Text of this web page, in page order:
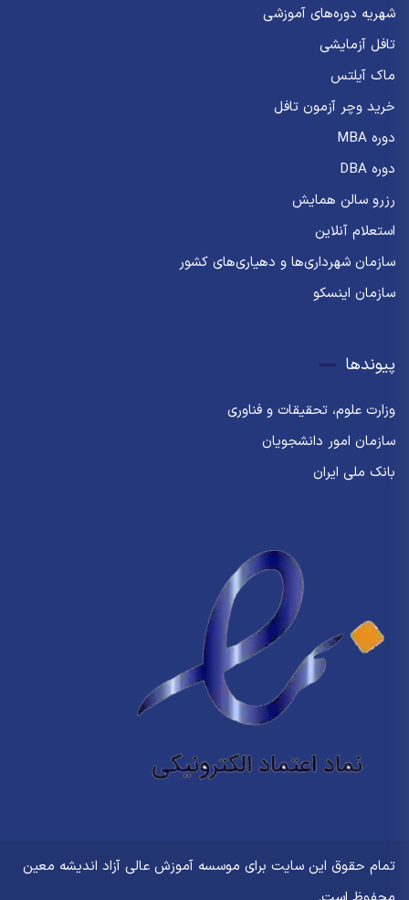
شهریه دوره‌های آموزشی
تافل آزمایشی
ماک آیلتس
خرید وچر آزمون تافل
دوره MBA
دوره DBA
رزرو سالن همایش
استعلام آنلاین
سازمان شهرداری‌ها و دهیاری‌های کشور
سازمان اینسکو
پیوندها
وزارت علوم، تحقیقات و فناوری
سازمان امور دانشجویان
بانک ملی ایران
تمام حقوق این سایت برای موسسه آموزش عالی آزاد اندیشه معین